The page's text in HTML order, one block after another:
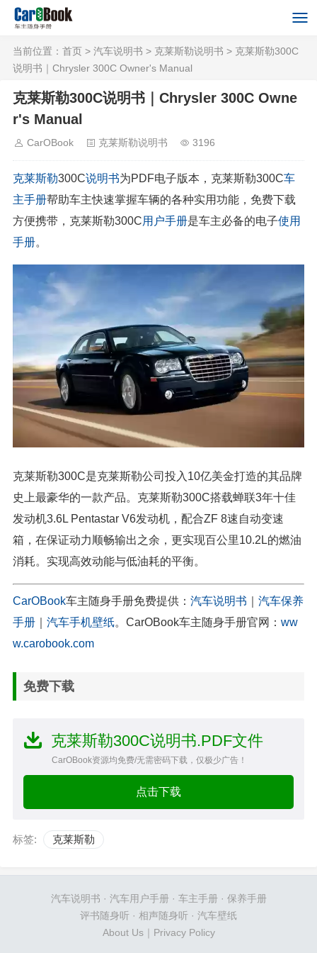
当前位置： 首页 > 汽车说明书 > 克莱斯勒说明书 > 克莱斯勒300C
说明书｜Chrysler 300C Owner's Manual
克莱斯勒300C说明书｜Chrysler 300C Owne
r's Manual
CarOBook 克莱斯勒说明书 3196
克莱斯勒300C说明书为PDF电子版本，克莱斯勒300C车
主手册帮助车主快速掌握车辆的各种实用功能，免费下载
方便携带，克莱斯勒300C用户手册是车主必备的电子使用
手册。
克莱斯勒300C是克莱斯勒公司投入10亿美金打造的其品牌
史上最豪华的一款产品。克莱斯勒300C搭载蝉联3年十佳
发动机3.6L Pentastar V6发动机，配合ZF 8速自动变速
箱，在保证动力顺畅输出之余，更实现百公里10.2L的燃油
消耗。实现高效动能与低油耗的平衡。
CarOBook车主随身手册免费提供： 汽车说明书
汽车保养
手册
汽车手机壁纸。CarOBook车主随身手册官网： ww
w.carobook.com
免费下载
克莱斯勒300C说明书.PDF文件
CarOBook资源均免费/无需密码下载，仅极少广告！
点击下载
标签: 克莱斯勒
汽车说明书 · 汽车用户手册· 车主手册· 保养手册
评书随身听 · 相声随身听 · 汽车壁纸
About Us｜ Privacy Policy